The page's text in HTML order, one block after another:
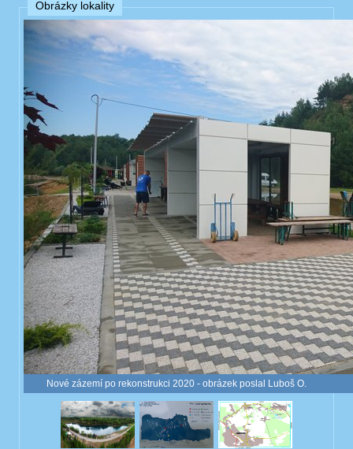
Obrázky lokality
Nové zázemí po rekonstrukci 2020 - obrázek poslal Luboš O.